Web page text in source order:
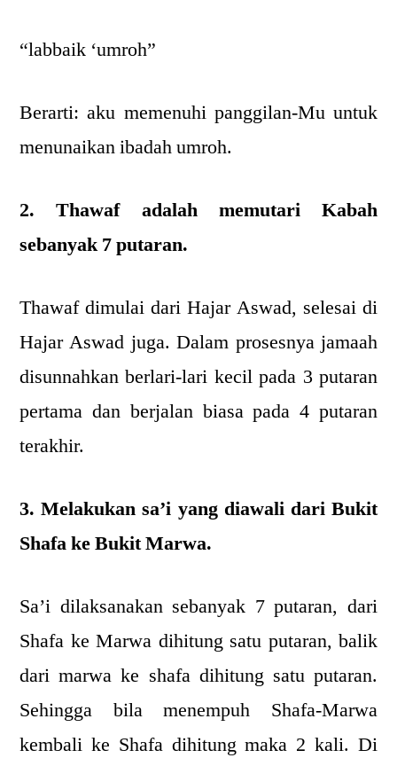
“labbaik ‘umroh”
Berarti: aku memenuhi panggilan-Mu untuk
menunaikan ibadah umroh.
2. Thawaf adalah memutari Kabah
sebanyak 7 putaran.
Thawaf dimulai dari Hajar Aswad, selesai di
Hajar Aswad juga. Dalam prosesnya jamaah
disunnahkan berlari-lari kecil pada 3 putaran
pertama dan berjalan biasa pada 4 putaran
terakhir.
3. Melakukan sa’i yang diawali dari Bukit
Shafa ke Bukit Marwa.
Sa’i dilaksanakan sebanyak 7 putaran, dari
Shafa ke Marwa dihitung satu putaran, balik
dari marwa ke shafa dihitung satu putaran.
Sehingga bila menempuh Shafa-Marwa
kembali ke Shafa dihitung maka 2 kali. Di